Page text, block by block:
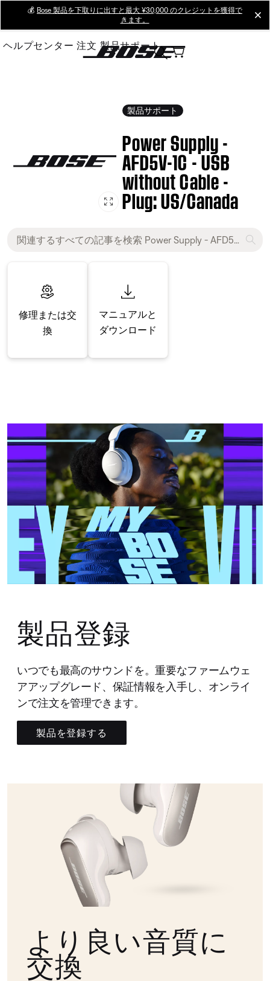
Main
💰 Bose 製品を下取りに出すと最大 ¥30,000 のクレジットを獲得で
きます。
ヘルプセンター 注文 製品サポート
製品サポート
Power Supply -
AFD5V-1C - USB
without Cable -
Plug: US/Canada
修理または交
換
マニュアルと
ダウンロード
製品登録
いつでも最高のサウンドを。重要なファームウェ
アアップグレード、保証情報を入手し、オンライ
ンで注文を管理できます。
製品を登録する
より良い音質に
交換